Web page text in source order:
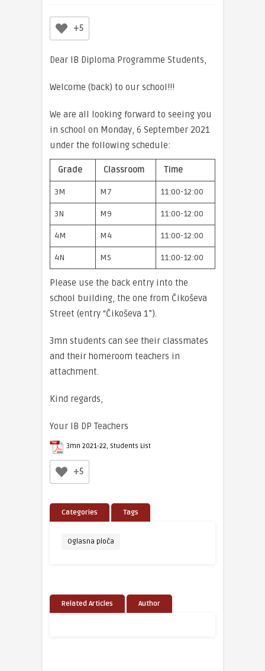
+5
Dear IB Diploma Programme Students,
Welcome (back) to our school!!!
We are all looking forward to seeing you
in school on Monday, 6 September 2021
under the following schedule:
Grade Classroom Time
3M M7 11:00-12:00
3N M9 11:00-12:00
4M M4 11:00-12:00
4N M5 11:00-12:00
Please use the back entry into the
school building, the one from Čikoševa
Street (entry “Čikoševa 1”).
3mn students can see their classmates
and their homeroom teachers in
attachment.
Kind regards,
Your IB DP Teachers
3mn 2021-22, Students List
+5
Categories Tags
Oglasna ploča
Related Articles Author